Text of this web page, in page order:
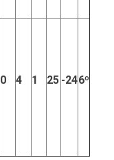
0 4 1 25 -246º